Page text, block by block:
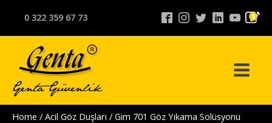
0 322 359 67 73 0
Home / Acil Göz Duşları / Gim 701 Göz Yıkama Solüsyonu